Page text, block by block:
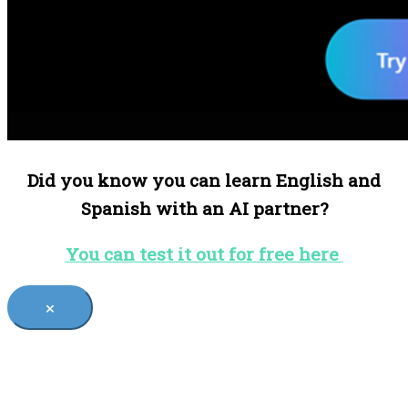
Did you know you can learn English and
Spanish with an AI partner?
You can test it out for free here
×